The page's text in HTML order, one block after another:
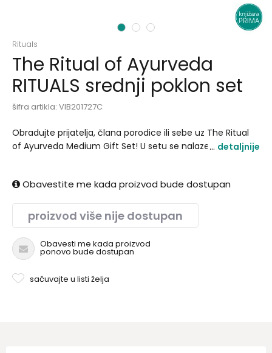
1 2 3
Rituals
The Ritual of Ayurveda
RITUALS srednji poklon set
šifra artikla: VIB201727C
Obradujte prijatelja, člana porodice ili sebe uz The Ritual
of Ayurveda Medium Gift Set! U setu se nalaze penušavi
aromatične proizvode obogaćene esencijom indijske ruže
poklon-kutija može se koristiti za čuvanje fotografija,
pisama ili drugih dragocenih uspomena..
detaljnije
Obavestite me kada proizvod bude dostupan
proizvod više nije dostupan
Obavesti me kada proizvod
ponovo bude dostupan
sačuvajte u listi želja